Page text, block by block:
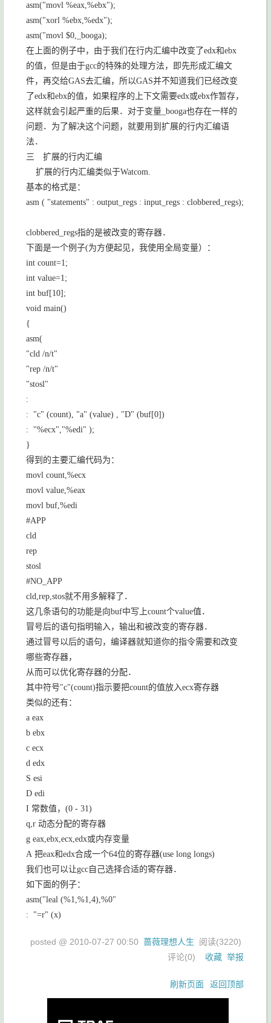
asm("movl %eax,%ebx");
asm("xorl %ebx,%edx");
asm("movl $0,_booga);
在上面的例子中，由于我们在行内汇编中改变了edx和ebx
的值，但是由于gcc的特殊的处理方法，即先形成汇编文
件，再交给GAS去汇编，所以GAS并不知道我们已经改变
了edx和ebx的值，如果程序的上下文需要edx或ebx作暂存，
这样就会引起严重的后果．对于变量 _booga也存在一样的
问题．为了解决这个问题，就要用到扩展的行内汇编语
法．
三 扩展的行内汇编
扩展的行内汇编类似于Watcom.
基本的格式是：
asm ( "statements" : output_regs : input_regs : clobbered_regs);
clobbered_regs指的是被改变的寄存器．
下面是一个例子(为方便起见，我使用全局变量）：
int count=1;
int value=1;
int buf[10];
void main()
{
asm(
"cld /n/t"
"rep /n/t"
"stosl"
:
: "c" (count), "a" (value) , "D" (buf[0])
: "%ecx","%edi" );
}
得到的主要汇编代码为：
movl count,%ecx
movl value,%eax
movl buf,%edi
#APP
cld
rep
stosl
#NO_APP
cld,rep,stos就不用多解释了．
这几条语句的功能是向buf中写上count个value值．
冒号后的语句指明输入，输出和被改变的寄存器．
通过冒号以后的语句，编译器就知道你的指令需要和改变
哪些寄存器，
从而可以优化寄存器的分配．
其中符号"c"(count)指示要把count的值放入ecx寄存器
类似的还有：
a eax
b ebx
c ecx
d edx
S esi
D edi
I 常数值， (0 - 31)
q,r 动态分配的寄存器
g eax,ebx,ecx,edx或内存变量
A 把eax和edx合成一个64位的寄存器(use long longs)
我们也可以让gcc 自己选择合适的寄存器．
如下面的例子：
asm("leal (%1,%1,4),%0"
: "=r" (x)
posted @ 2010-07-27 00:50 蔷薇理想人生 阅读(3220)
评论(0) 收藏 举报
刷新页面 返回顶部